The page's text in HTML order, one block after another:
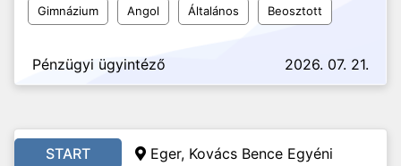
Gimnázium Angol Általános Beosztott
Pénzügyi ügyintéző 2026. 07. 21.
START
Eger, Kovács Bence Egyéni